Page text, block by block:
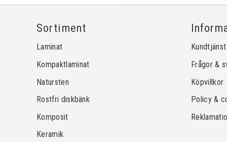
Sortiment
Laminat
Kompaktlaminat
Natursten
Rostfri diskbänk
Komposit
Keramik
Kundtjänst
Frågor &
Köpvillkor
Policy &